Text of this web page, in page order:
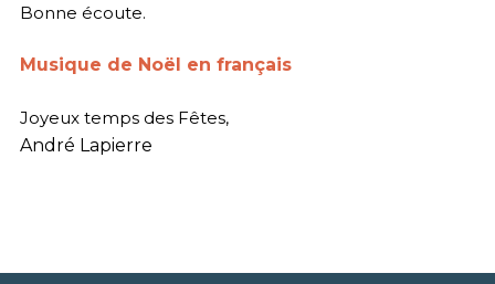
Bonne écoute.
Musique de Noël en français
Joyeux temps des Fêtes,
André Lapierre